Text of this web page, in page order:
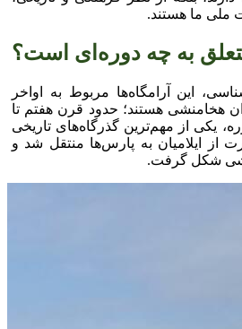
ملی ما هستند.
به چه دوره‌ای است؟
این آرامگاه‌ها مربوط به اواخر
هخامنشی هستند؛ حدود قرن هفتم تا
یکی از مهم‌ترین گذرگاه‌های تاریخی
از ایلامیان به پارس‌ها منتقل شد و
شکل گرفت.